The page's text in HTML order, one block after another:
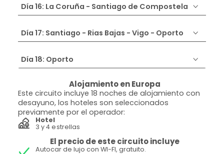
Día 16: La Coruña - Santiago de Compostela
Día 17: Santiago - Rias Bajas - Vigo - Oporto
Día 18: Oporto
Alojamiento en Europa
Este circuito incluye 18 noches de alojamiento con
desayuno, los hoteles son seleccionados
previamente por el operador:
Hotel
3 y 4 estrellas
El precio de este circuito incluye
Autocar de lujo con WI-FI, gratuito.